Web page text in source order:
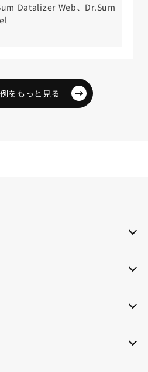
Datalizer Web、Dr.Sum
をもっと見る